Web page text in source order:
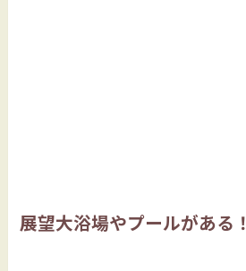
展望大浴場やプールがある！